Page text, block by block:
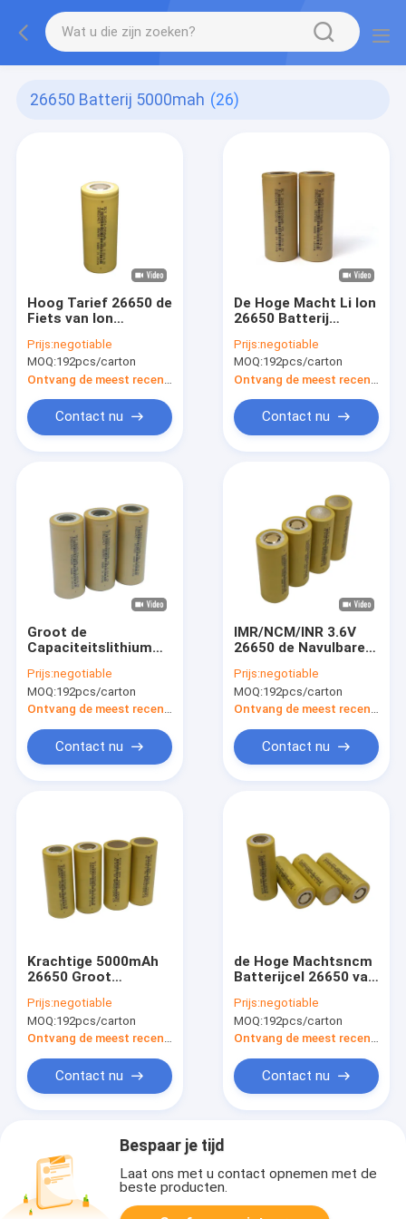
26650 Batterij 5000mah (26)
Hoog Tarief 26650 de
Fiets van Ion
For E van het
Batterij5000mah
Lithium
Prijs:negotiable
MOQ:192pcs/carton
Contact nu
De Hoge Macht Li Ion
26650 Batterij
voor New Energy-
Voertuigen
Prijs:negotiable
MOQ:192pcs/carton
Contact nu
Groot de
Capaciteitslithium
5000mah 3.6V Hoog
Rate For Power Tools
van HLY
Prijs:negotiable
MOQ:192pcs/carton
Contact nu
IMR/NCM/INR 3.6V
26650 de Navulbare
Li Ion Battery
5000mAh
Prijs:negotiable
MOQ:192pcs/carton
Contact nu
Krachtige 5000mAh
26650 Groot
Ion Battery 3,6 Volt
Diepe Cyclus
Prijs:negotiable
MOQ:192pcs/carton
Ontvang de meest recente Prijs
Contact nu
de Hoge Machtsncm
Batterijcel 26650 van
Lithiumbatterijen van
de Hoge
Energiedichtheid
Prijs:negotiable
MOQ:192pcs/carton
Ontvang de meest recente Prijs
Contact nu
Bespaar je tijd
Laat ons met u contact opnemen met de
beste producten.